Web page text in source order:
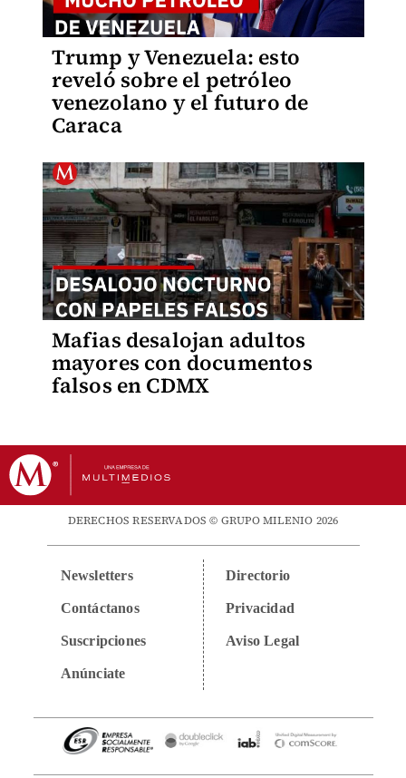
Trump y Venezuela: esto
reveló sobre el petróleo
venezolano y el futuro de
Caraca
Mafias desalojan adultos
mayores con documentos
falsos en CDMX
DERECHOS RESERVADOS © GRUPO MILENIO 2026
Newsletters
Contáctanos
Suscripciones
Anúnciate
Directorio
Privacidad
Aviso Legal